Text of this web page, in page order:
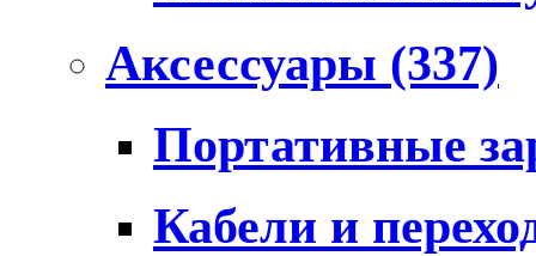
Аксессуары (337)
Портативные
Кабели и